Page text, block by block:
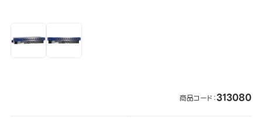
商品コード：313080